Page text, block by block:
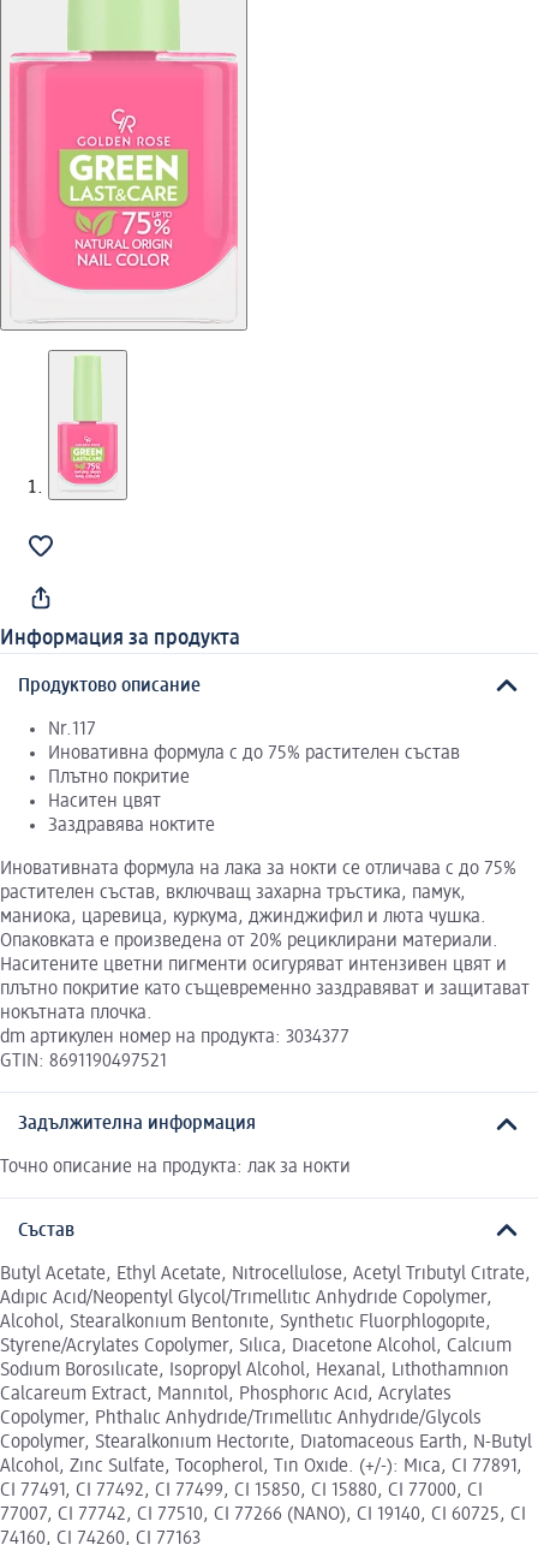
Информация за продукта
Продуктово описание
Nr.117
Иновативна формула с до 75% растителен състав
Плътно покритие
Наситен цвят
Заздравява ноктите
Иновативната формула на лака за нокти се отличава с до 75%
растителен състав, включващ захарна тръстика, памук,
маниока, царевица, куркума, джинджифил и люта чушка.
Опаковката е произведена от 20% рециклирани материали.
Наситените цветни пигменти осигуряват интензивен цвят и
плътно покритие като същевременно заздравяват и защитават
нокътната плочка.
dm артикулен номер на продукта: 3034377
GTIN: 8691190497521
Задължителна информация
Точно описание на продукта: лак за нокти
Състав
Butyl Acetate, Ethyl Acetate, Nıtrocellulose, Acetyl Trıbutyl Cıtrate,
Adıpıc Acıd/Neopentyl Glycol/Trımellıtıc Anhydrıde Copolymer,
Alcohol, Stearalkonıum Bentonıte, Synthetıc Fluorphlogopıte,
Styrene/Acrylates Copolymer, Sılıca, Dıacetone Alcohol, Calcıum
Sodıum Borosılıcate, Isopropyl Alcohol, Hexanal, Lıthothamnıon
Calcareum Extract, Mannıtol, Phosphorıc Acıd, Acrylates
Copolymer, Phthalıc Anhydrıde/Trımellıtıc Anhydrıde/Glycols
Copolymer, Stearalkonıum Hectorıte, Dıatomaceous Earth, N-Butyl
Alcohol, Zınc Sulfate, Tocopherol, Tın Oxıde. (+/-): Mıca, CI 77891,
CI 77491, CI 77492, CI 77499, CI 15850, CI 15880, CI 77000, CI
77007, CI 77742, CI 77510, CI 77266 (NANO), CI 19140, CI 60725, CI
74160, CI 74260, CI 77163